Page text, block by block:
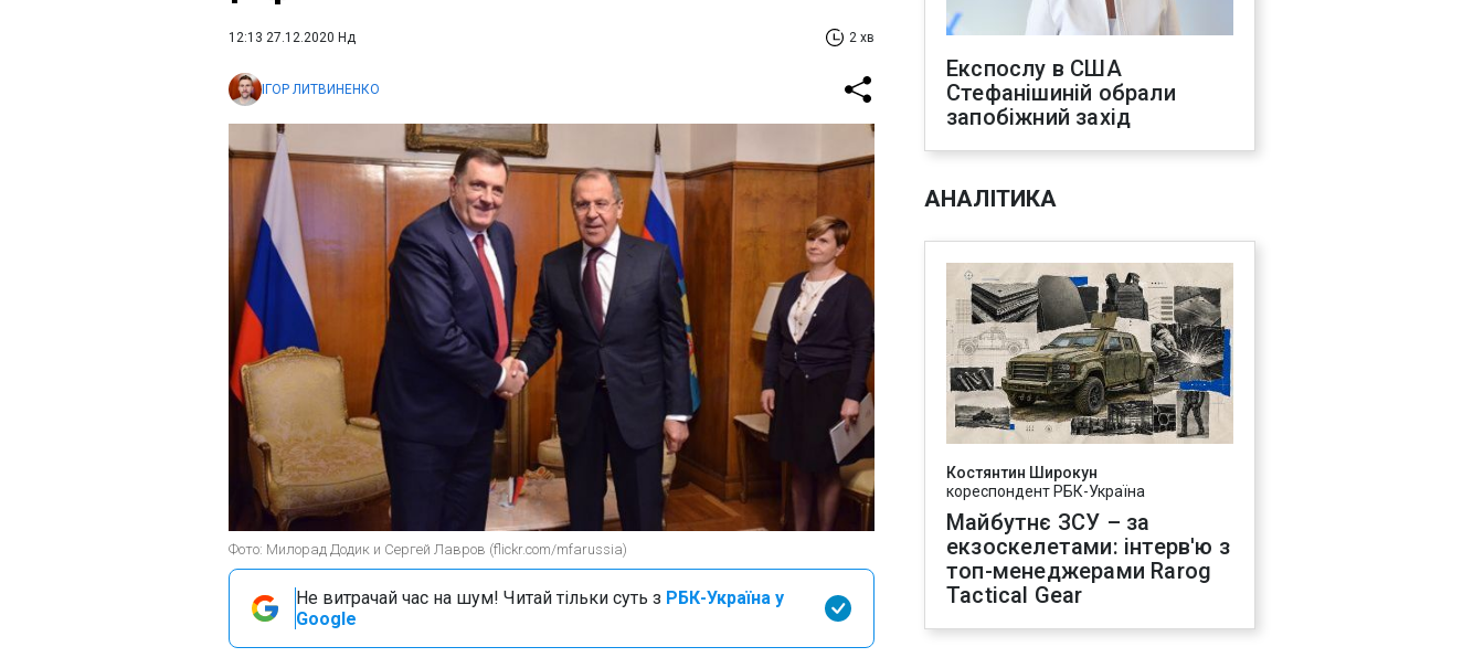
12:13 27.12.2020 Нд 2 хв
ІГОР ЛИТВИНЕНКО
Фото: Милорад Додик и Сергей Лавров (flickr.com/mfarussia)
Не витрачай час на шум! Читай тільки суть з РБК-Україна у
Google
Експослу в США
Стефанішиній обрали
запобіжний захід
АНАЛІТИКА
Костянтин Широкун
кореспондент РБК-Україна
Майбутнє ЗСУ – за
екзоскелетами: інтерв'ю з
топ-менеджерами Rarog
Tactical Gear